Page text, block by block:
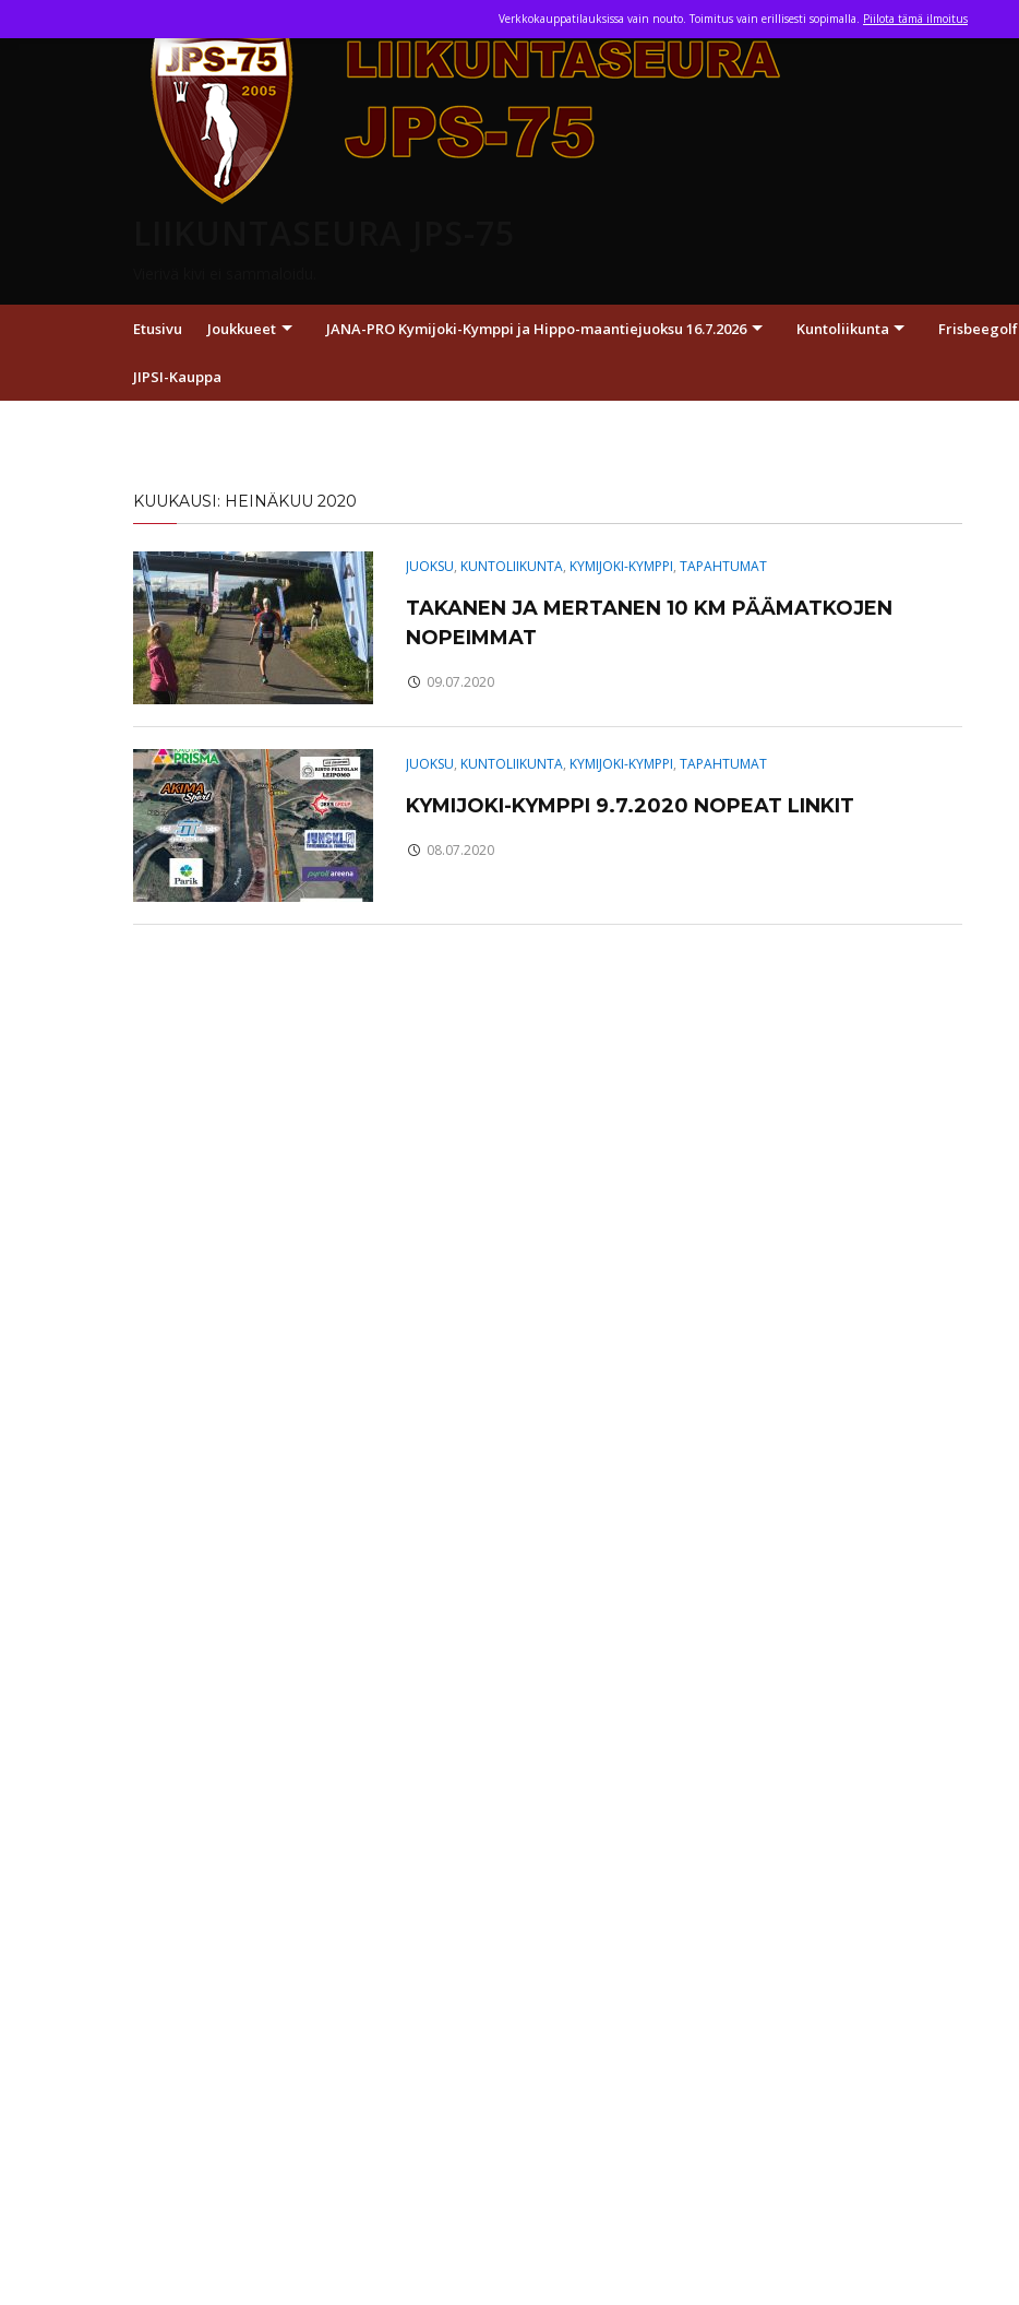
to
content
Etusivu Joukkueet JANA-PRO Kymijoki-Kymppi ja Hippo-maantiejuoksu 16.7.2026 Kuntoliikunta Frisbeegolf
JIPSI-Kauppa
KUUKAUSI: HEINÄKUU 2020
JUOKSU, KUNTOLIIKUNTA, KYMIJOKI-KYMPPI, TAPAHTUMAT
TAKANEN JA MERTANEN 10 KM PÄÄMATKOJEN
NOPEIMMAT
09.07.2020
JUOKSU, KUNTOLIIKUNTA, KYMIJOKI-KYMPPI, TAPAHTUMAT
KYMIJOKI-KYMPPI 9.7.2020 NOPEAT LINKIT
08.07.2020
Verkkokauppatilauksissa vain nouto. Toimitus vain erillisesti sopimalla. Piilota tämä ilmoitus